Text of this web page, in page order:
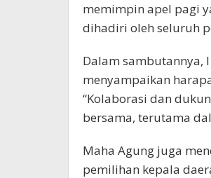
memimpin apel pagi
dihadiri oleh seluruh
Dalam sambutannya,
menyampaikan
“Kolaborasi dan
bersama, terutama
Maha Agung juga
pemilihan kepala